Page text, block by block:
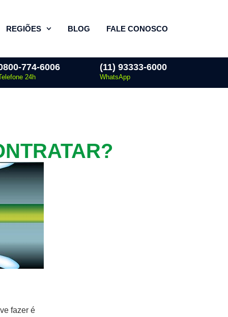
REGIÕES BLOG FALE CONOSCO
774-6006
24h
(11) 93333-6000
WhatsApp
fazer é